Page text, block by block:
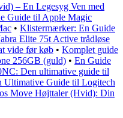
– En Legesyg Ven med
Guide til Apple Magic
• Klistermærker: En Guide
Elite 75t Active trådløse
vide før køb • Komplet guide
256GB (guld) • En Guide
Den ultimative guide til
Ultimative Guide til Logitech
Move Højttaler (Hvid): Din